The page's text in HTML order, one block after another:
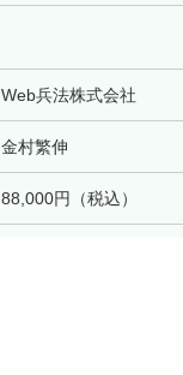
Web兵法株式会社
金村繁伸
88,000円（税込）